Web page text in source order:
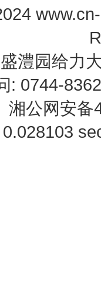
澧园给力
: 0744-
湘公网安备